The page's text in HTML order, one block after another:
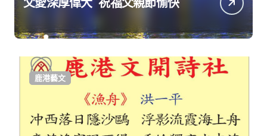
鹿港藝文